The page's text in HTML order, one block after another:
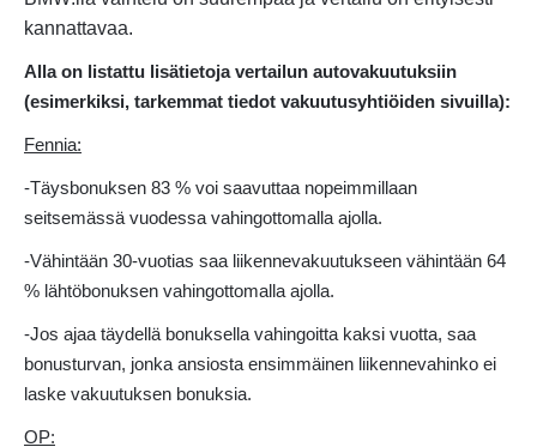
kannattavaa.
Alla on listattu lisätietoja vertailun autovakuutuksiin
(esimerkiksi, tarkemmat tiedot vakuutusyhtiöiden sivuilla):
Fennia:
-Täysbonuksen 83 % voi saavuttaa nopeimmillaan
seitsemässä vuodessa vahingottomalla ajolla.
-Vähintään 30-vuotias saa liikennevakuutukseen vähintään 64
% lähtöbonuksen vahingottomalla ajolla.
-Jos ajaa täydellä bonuksella vahingoitta kaksi vuotta, saa
bonusturvan, jonka ansiosta ensimmäinen liikennevahinko ei
laske vakuutuksen bonuksia.
OP: